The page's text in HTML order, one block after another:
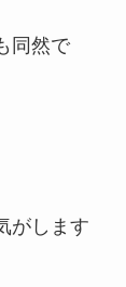
同然で
がします